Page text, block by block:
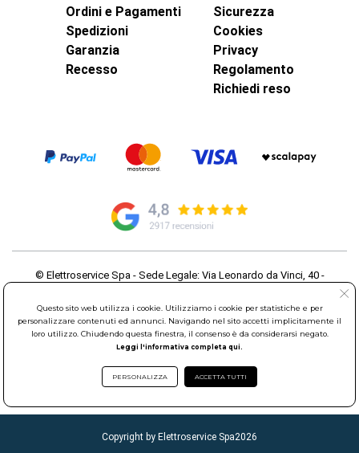
Ordini e Pagamenti
Spedizioni
Garanzia
Recesso
Sicurezza
Cookies
Privacy
Regolamento
Richiedi reso
© Elettroservice Spa - Sede Legale: Via Leonardo da Vinci, 40 -
Partita Iva: 01586761007 - Codice Fiscale: 06634500588 Capitale
Sociale 1.600.000,00 Euro i.v. Iscritto al Registro delle Imprese di
Roma REA: RM-535144
Sede Operativa: Via Leonardo da Vinci, 40 - 00015 Monterotondo
Scalo (RM) - Telefono:06.90095358
Copyright by Elettroservice Spa2026
Questo sito web utilizza i cookie. Utilizziamo i cookie per statistiche e per
personalizzare contenuti ed annunci. Navigando nel sito accetti implicitamente il
loro utilizzo. Chiudendo questa finestra, il consenso è da considerarsi negato.
Leggi l'informativa completa qui.
PERSONALIZZA ACCETTA TUTTI